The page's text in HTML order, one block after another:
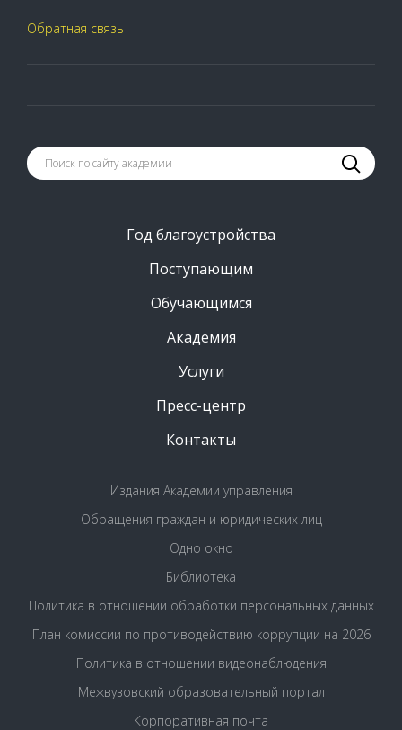
Обратная связь
Год благоустройства
Поступающим
Обучающимся
Академия
Услуги
Пресс-центр
Контакты
Издания Академии управления
Обращения граждан и юридических лиц
Одно окно
Библиотека
Политика в отношении обработки персональных данных
План комиссии по противодействию коррупции на 2026
Политика в отношении видеонаблюдения
Межвузовский образовательный портал
Корпоративная почта